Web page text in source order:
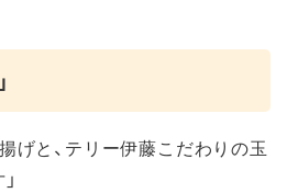
げと、テリー伊藤こだわりの玉